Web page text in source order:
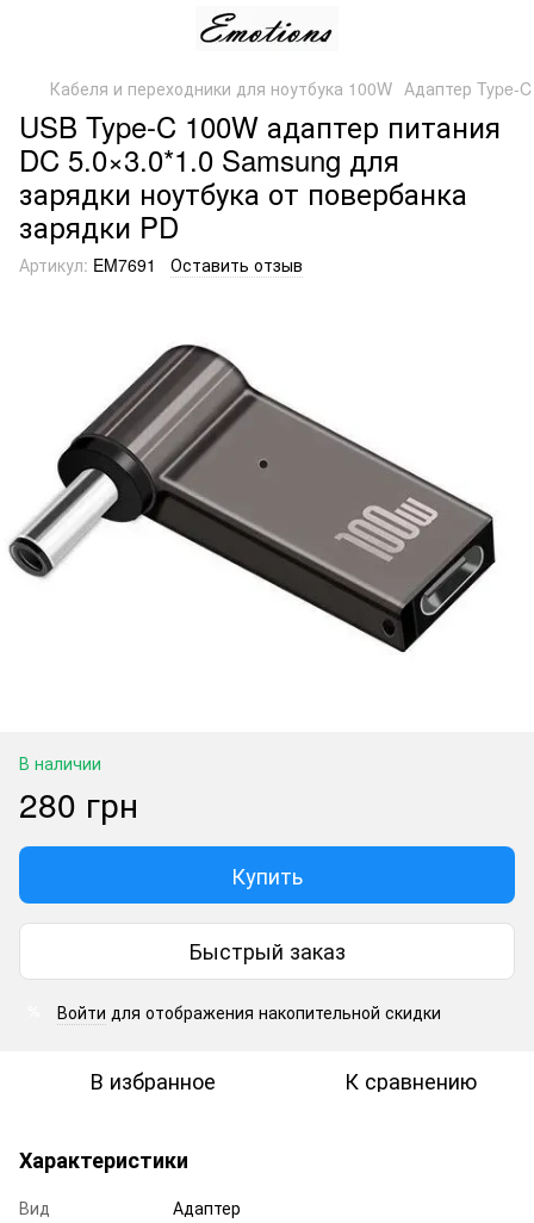
Кабеля и переходники для ноутбука 100W Адаптер Type-
USB Type-C 100W адаптер питания
DC 5.0×3.0*1.0 Samsung для
зарядки ноутбука от повербанка
зарядки PD
Артикул: EM7691 Оставить отзыв
В наличии
280 грн
Купить
Быстрый заказ
Войти для отображения накопительной скидки
В избранное К сравнению
Характеристики
Вид
Адаптер